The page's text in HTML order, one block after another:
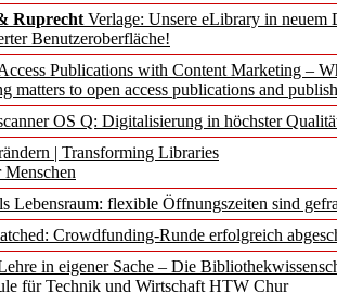
Ruprecht Verlage: Unsere eLibrary in neuem
Benutzeroberfläche!
Publications with Content Marketing –
matters to open access publications and
OS Q: Digitalisierung in höchster
| Transforming Libraries
Lebensraum: flexible Öffnungszeiten sind
Crowdfunding-Runde erfolgreich
in eigener Sache – Die
für Technik und Wirtschaft HTW Chur